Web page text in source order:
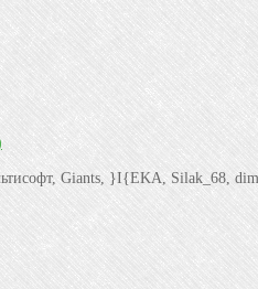
Giants, }I{EKA, Silak_68,